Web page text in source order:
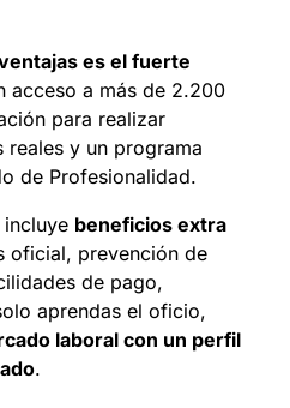
es el fuerte
acceso a más de 2.200
para realizar
reales y un programa
de Profesionalidad.
beneficios extra
oficial, prevención de
de pago,
aprendas el oficio,
laboral con un perfil
.